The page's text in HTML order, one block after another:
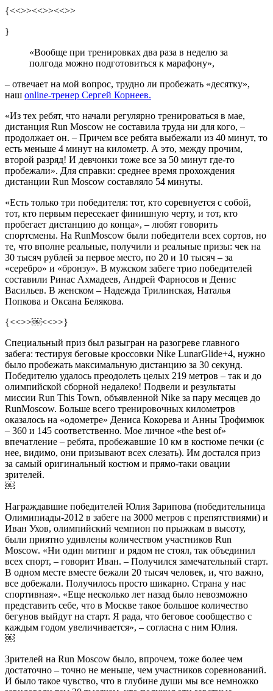
{<<>><<>><<>>
}
«Вообще при тренировках два раза в неделю за
полгода можно подготовиться к марафону»,
– отвечает на мой вопрос, трудно ли пробежать «десятку»,
наш online-тренер Сергей Корнеев.
«Из тех ребят, что начали регулярно тренироваться в мае,
дистанция Run Moscow не составила труда ни для кого, –
продолжает он. – Причем все ребята выбежали из 40 минут, то
есть меньше 4 минут на километр. А это, между прочим,
второй разряд! И девчонки тоже все за 50 минут где-то
пробежали». Для справки: среднее время прохождения
дистанции Run Moscow составляло 54 минуты.
«Есть только три победителя: тот, кто соревнуется с собой,
тот, кто первым пересекает финишную черту, и тот, кто
пробегает дистанцию до конца», – любят говорить
спортсмены. На RunMoscow были победители всех сортов, но
те, что вполне реальные, получили и реальные призы: чек на
30 тысяч рублей за первое место, по 20 и 10 тысяч – за
«серебро» и «бронзу». В мужском забеге трио победителей
составили Ринас Ахмадеев, Андрей Фарносов и Денис
Васильев. В женском – Надежда Трилинская, Наталья
Попкова и Оксана Белякова.
{<<>>￼<<>>}
Специальный приз был разыгран на разогреве главного
забега: тестируя беговые кроссовки Nike LunarGlide+4, нужно
было пробежать максимальную дистанцию за 30 секунд.
Победителю удалось преодолеть целых 219 метров – так и до
олимпийской сборной недалеко! Подвели и результаты
миссии Run This Town, объявленной Nike за пару месяцев до
RunMoscow. Больше всего тренировочных километров
оказалось на «одометре» Дениса Кокорева и Анны Трофимюк
– 360 и 145 соответственно. Мое личное «the best of»
впечатление – ребята, пробежавшие 10 км в костюме печки (с
нее, видимо, они призывают всех слезать). Им достался приз
за самый оригинальный костюм и прямо-таки овации
зрителей.
￼
Награждавшие победителей Юлия Зарипова (победительница
Олимипиады-2012 в забеге на 3000 метров с препятствиями) и
Иван Ухов, олимпийский чемпион по прыжкам в высоту,
были приятно удивлены количеством участников Run
Moscow. «Ни один митинг и рядом не стоял, так объединил
всех спорт, – говорит Иван. – Получился замечательный старт.
В одном месте вместе бежали 20 тысяч человек, и, что важно,
все добежали. Получилось просто шикарно. Страна у нас
спортивная». «Еще несколько лет назад было невозможно
представить себе, что в Москве такое большое количество
бегунов выйдут на старт. Я рада, что беговое сообщество с
каждым годом увеличивается», – согласна с ним Юлия.
￼
Зрителей на Run Moscow было, впрочем, тоже более чем
достаточно – точно не меньше, чем участников соревнований.
И было такое чувство, что в глубине души мы все немножко